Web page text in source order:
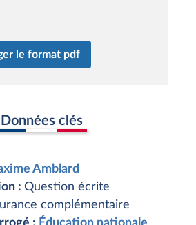
le format pdf
Données clés
Amblard
: Question écrite
complémentaire